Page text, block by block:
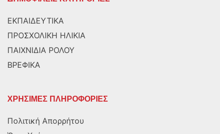
ΕΚΠΑΙΔΕΥΤΙΚΑ
ΠΡΟΣΧΟΛΙΚΗ ΗΛΙΚΙΑ
ΠΑΙΧΝΙΔΙΑ ΡΟΛΟΥ
ΒΡΕΦΙΚΑ
ΧΡΗΣΙΜΕΣ ΠΛΗΡΟΦΟΡΙΕΣ
Πολιτική Απορρήτου